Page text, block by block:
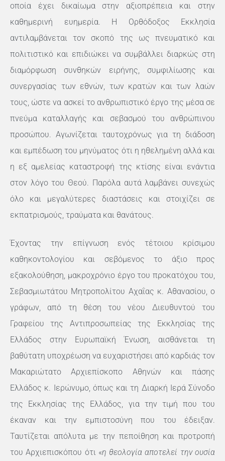
οποία έχει δικαίωμα στην αξιοπρέπεια και στην
καθημερινή ευημερία. Η Ορθόδοξος Εκκλησία
αντιλαμβάνεται τον σκοπό της ως πνευματικό και
πολιτιστικό και επιδιώκει να συμβάλλει διαρκώς στη
διαμόρφωση συνθηκών ειρήνης, συμφιλίωσης και
συνεργασίας των εθνών, των κρατών και των λαών
τους, ώστε να ασκεί το ανθρωπιστικό έργο της μέσα σε
πνεύμα καταλλαγής και σεβασμού του ανθρώπινου
προσώπου. Αγωνίζεται ταυτοχρόνως για τη διάδοση
και εμπέδωση του μηνύματος ότι η ηθελημένη αλλά και
η εξ αμελείας καταστροφή της κτίσης είναι ενάντια
στον λόγο του Θεού. Παρόλα αυτά λαμβάνει συνεχώς
όλο και μεγαλύτερες διαστάσεις και στοιχίζει σε
εκπατρισμούς, τραύματα και θανάτους.
Έχοντας την επίγνωση ενός τέτοιου κρίσιμου
καθηκοντολογίου και σεβόμενος το άξιο προς
εξακολούθηση, μακροχρόνιο έργο του προκατόχου του,
Σεβασμιωτάτου Μητροπολίτου Αχαΐας κ. Αθανασίου, ο
γράφων, από τη θέση του νέου Διευθυντού του
Γραφείου της Αντιπροσωπείας της Εκκλησίας της
Ελλάδος στην Ευρωπαϊκή Ένωση, αισθάνεται τη
βαθύτατη υποχρέωση να ευχαριστήσει από καρδιάς τον
Μακαριώτατο Αρχιεπίσκοπο Αθηνών και πάσης
Ελλάδος κ. Ιερώνυμο, όπως και τη Διαρκή Ιερά Σύνοδο
της Εκκλησίας της Ελλάδος, για την τιμή που του
έκαναν και την εμπιστοσύνη που του έδειξαν.
Ταυτίζεται απόλυτα με την πεποίθηση και προτροπή
του Αρχιεπισκόπου ότι «η θεολογία αποτελεί την ουσία